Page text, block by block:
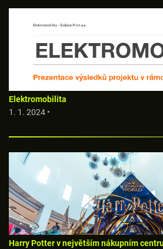
Elektromobilita
1. 1. 2024 •
Harry Potter v největším nákupním